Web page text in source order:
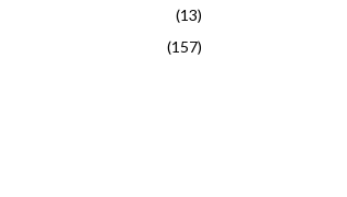
(13)
(157)